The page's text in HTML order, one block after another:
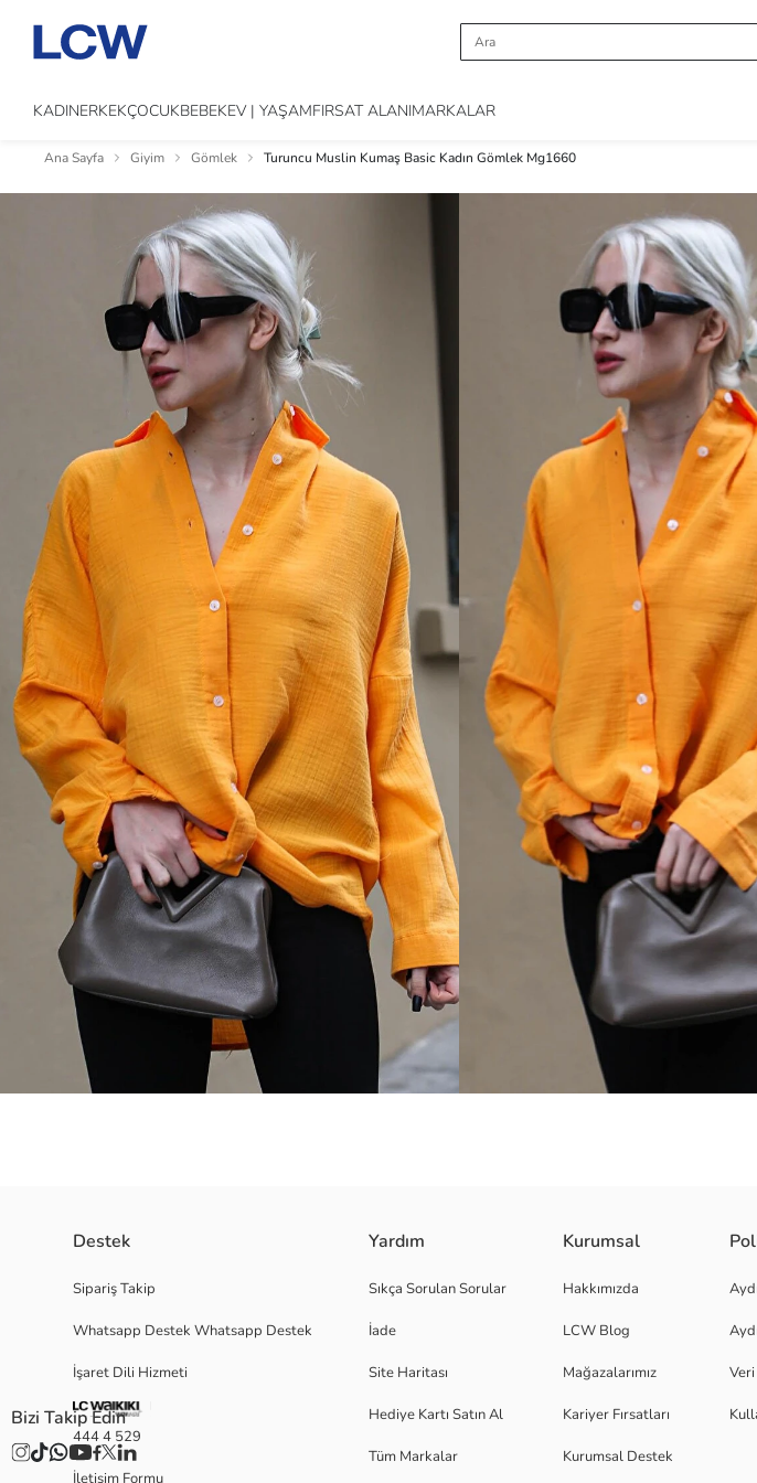
KADINERKEKÇOCUKBEBEKEV | YAŞAMFIRSAT ALANIMARKALAR
Ana Sayfa Giyim Gömlek Turuncu Muslin Kumaş Basic Kadın Gömlek Mg1660
Ürün İçeriği - %100 Pamuk Model Ölçüleri - 1,65 cm / 50 kg Numune Bedeni - S Ürün Kodu - MG1660 30'
Kalıp:
Kumaş:
Destek
Sipariş Takip
Whatsapp Destek Whatsapp Destek
İşaret Dili Hizmeti
444 4 529
İletişim Formu
Yardım
Sıkça Sorulan Sorular
İade
Site Haritası
Hediye Kartı Satın Al
Tüm Markalar
Kurumsal
Hakkımızda
LCW Blog
Mağazalarımız
Kariyer Fırsatları
Kurumsal Destek
Bizi Takip Edin